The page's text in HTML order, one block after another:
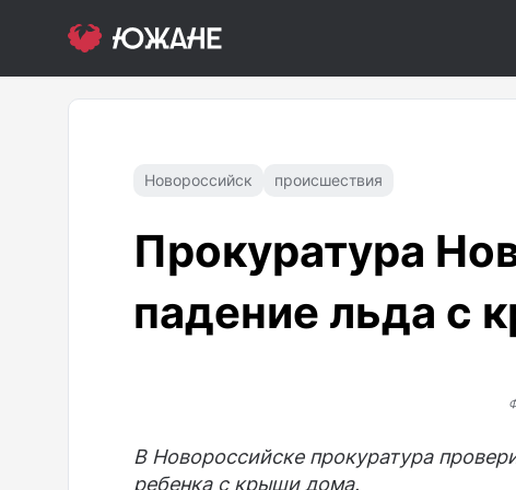
Новороссийск происшествия
Прокуратура
падение льда с
В Новороссийске прокуратура
ребенка с крыши дома.